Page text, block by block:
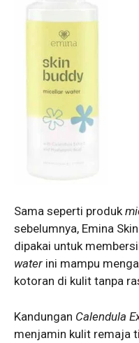
Sama seperti produk
sebelumnya, Emina
dipakai untuk
water ini mampu
kotoran di kulit tanpa
Kandungan Calendula
menjamin kulit remaja